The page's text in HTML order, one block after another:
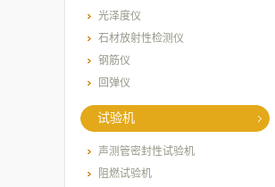
光泽度仪
石材放射性检测仪
钢筋仪
回弹仪
试验机
声测管密封性试验机
阻燃试验机